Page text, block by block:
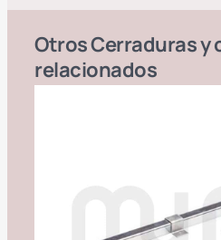
OtrosCerraduras y
relacionados